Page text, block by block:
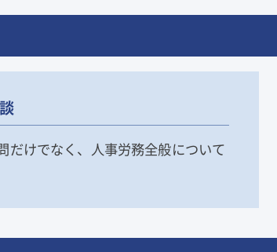
だけでなく、人事労務全般について